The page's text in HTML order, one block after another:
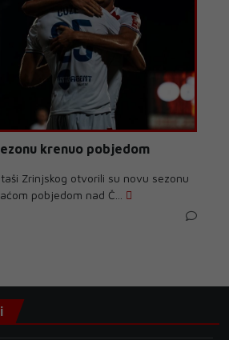
krenuo pobjedom
Zrinjskog otvorili su novu sezonu
pobjedom nad Č...